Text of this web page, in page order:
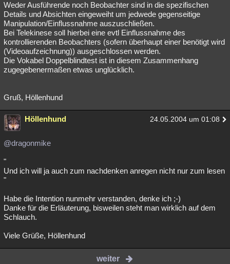
Weder Ausführende noch Beobachter sind in die spezifischen
Details und Absichten eingeweiht um jedwede gegenseitige
Manipulation/Einflussnahme auszuschließen.
Bei Telekinese soll hierbei eine evtl Einflussnahme des
kontrollierenden Beobachters (sofern überhaupt einer benötigt wird
(Videoaufzeichnung)) ausgeschlossen werden.
Die Vokabel Doppelblindtest ist in diesem Zusammenhang
zugegebenermaßen etwas unglücklich.
Gruß, Höllenhund
Höllenhund 24.05.2004 um 01:08
@dragonmike
"
Und ich will ja auch zum nachdenken anregen nicht nur zum lesen
"
Habe die Intention nunmehr verstanden, denke ich ;-)
Danke für die Erläuterung, bisweilen steht man wirklich auf dem
Schlauch.
Viele Grüße, Höllenhund
weiter